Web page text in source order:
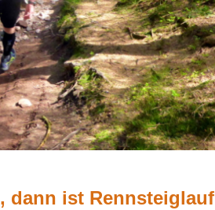
dann ist Rennsteiglauf